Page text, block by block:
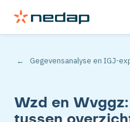
Gegevensanalyse en IGJ-
Wzd en